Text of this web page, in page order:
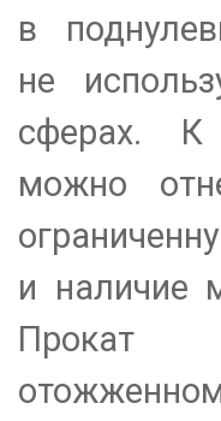
в
не
сферах. К
можно
и наличие
Прокат